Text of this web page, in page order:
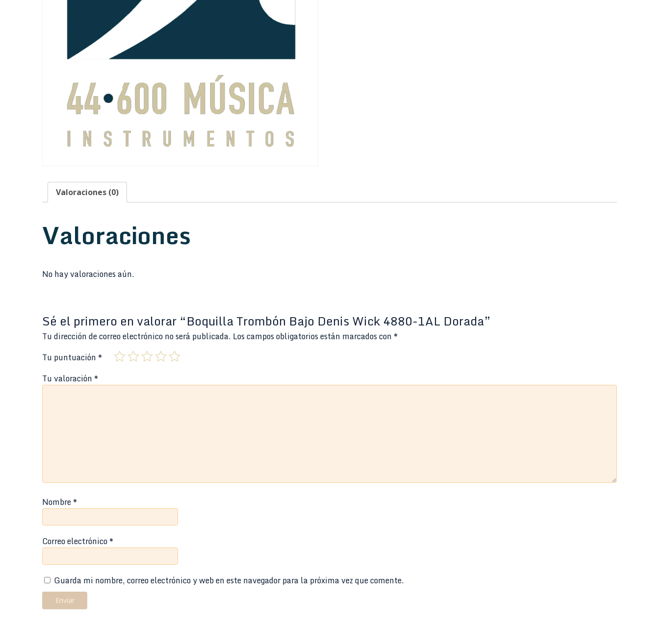
Valoraciones (0)
Valoraciones
No hay valoraciones aún.
Sé el primero en valorar “Boquilla Trombón Bajo Denis Wick 4880-1AL Dorada”
Tu dirección de correo electrónico no será publicada. Los campos obligatorios están marcados con *
Tu puntuación *
Tu valoración *
Nombre*
Correo electrónico*
Guarda mi nombre, correo electrónico y web en este navegador para la próxima vez que comente.